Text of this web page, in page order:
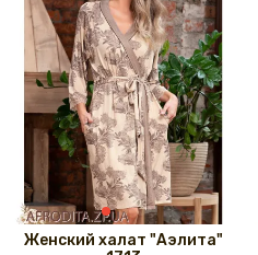
Женский халат "Аэлита"